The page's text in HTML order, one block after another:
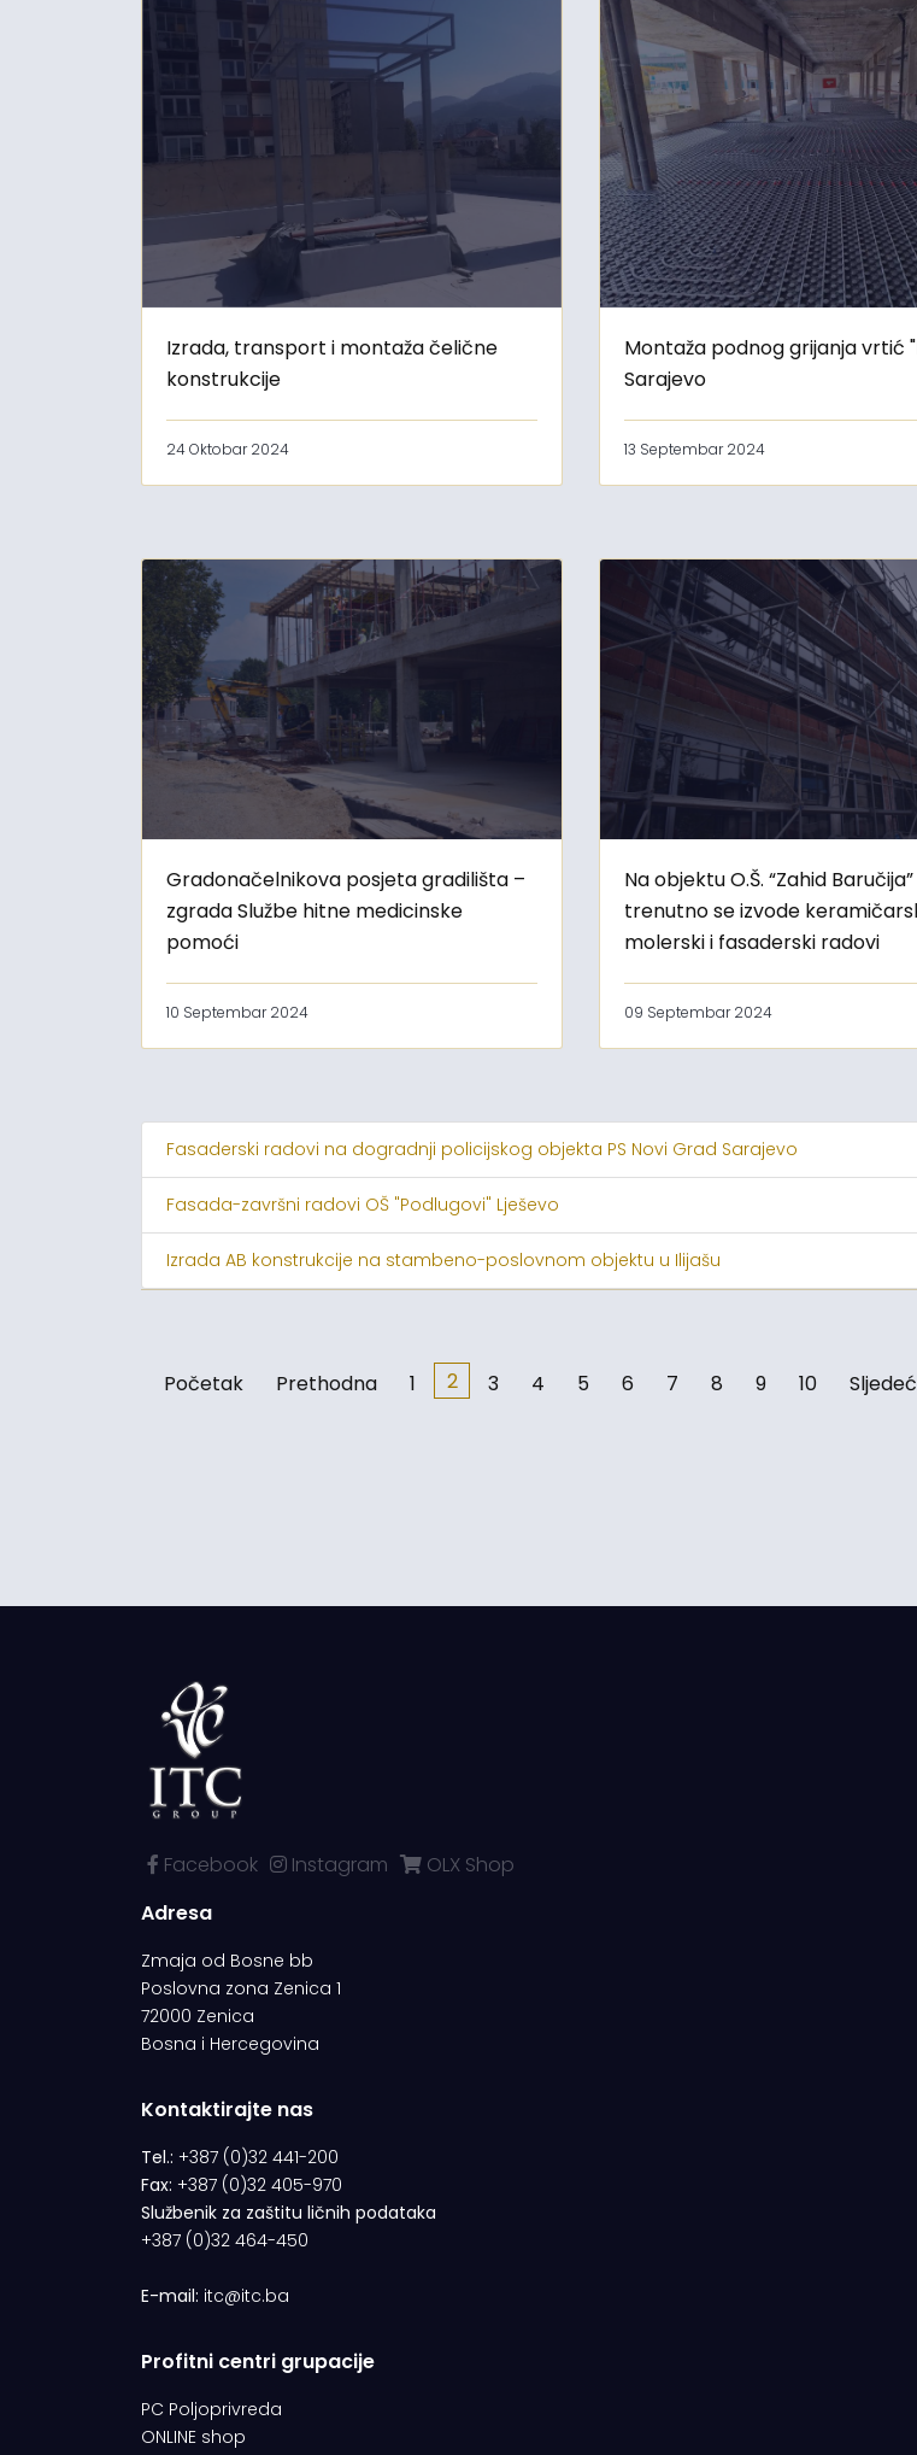
Izrada, transport i montaža čelične
konstrukcije
24 Oktobar 2024
Montaža podnog grijanja vrtić
Sarajevo
13 Septembar 2024
Gradonačelnikova posjeta gradilišta –
zgrada Službe hitne medicinske
pomoći
10 Septembar 2024
Na objektu O.Š. “Zahid Baručija”
trenutno se izvode
molerski i fasaderski radovi
09 Septembar 2024
Fasaderski radovi na dogradnji policijskog objekta PS Novi Grad Sarajevo
Fasada-završni radovi OŠ "Podlugovi" Lješevo
Izrada AB konstrukcije na stambeno-poslovnom objektu u Ilijašu
Početak Prethodna 1 2 3 4 5 6 7 8 9 10
Facebook Instagram
OLX Shop
Adresa
Zmaja od Bosne bb
Poslovna zona Zenica 1
72000 Zenica
Bosna i Hercegovina
Kontaktirajte nas
Tel.: +387 (0)32 441-200
Fax: +387 (0)32 405-970
Službenik za zaštitu ličnih podataka
+387 (0)32 464-450
E-mail: itc@itc.ba
Profitni centri grupacije
PC Poljoprivreda
ONLINE shop